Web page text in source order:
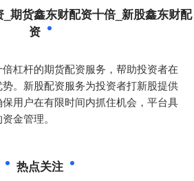
期货鑫东财配资十倍_新股鑫东财配
资
杠杆的期货配资服务，帮助投资者在
。新股配资服务为投资者打新股提供
用户在有限时间内抓住机会，平台具
金管理。
热点关注